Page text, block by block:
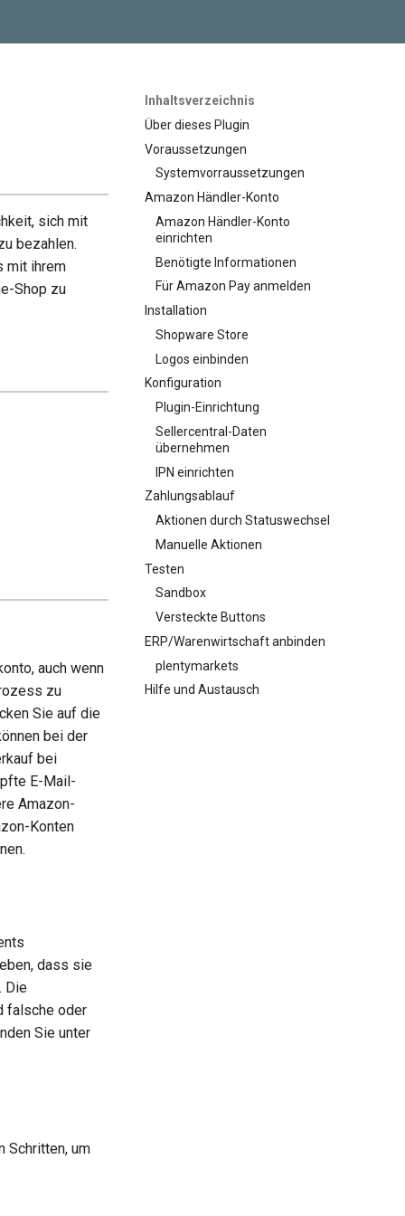
Inhaltsverzeichnis
Über dieses Plugin
Voraussetzungen
Systemvorraussetzungen
Amazon Händler-Konto
Amazon Händler-Konto
einrichten
Benötigte Informationen
Für Amazon Pay anmelden
Installation
Shopware Store
Logos einbinden
Konfiguration
Plugin-Einrichtung
Sellercentral-Daten
übernehmen
IPN einrichten
Zahlungsablauf
Aktionen durch Statuswechsel
Manuelle Aktionen
Testen
Sandbox
Versteckte Buttons
ERP/Warenwirtschaft anbinden
plentymarkets
Hilfe und Austausch
sich mit
bezahlen.
mit ihrem
Shop zu
auch wenn
zu
Sie auf die
bei der
bei
E-Mail-
Amazon-
Konten
dass sie
Die
falsche oder
Sie unter
Schritten, um